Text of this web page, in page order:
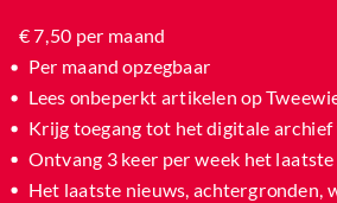
€ 7,50 per maand
Per maand opzegbaar
Lees onbeperkt artikelen op
Krijg toegang tot het digitale archief
Ontvang 3 keer per week het
Het laatste nieuws, achtergronden,